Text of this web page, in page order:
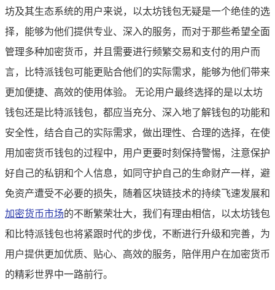
坊及其生态系统的用户来说，以太坊钱包无疑是一个绝佳的选
择，能够为他们提供专业、深入的服务，而对于那些希望全面
管理多种加密货币，并且需要进行频繁交易和支付的用户而
言，比特派钱包可能更贴合他们的实际需求，能够为他们带来
更加便捷、高效的使用体验。 无论用户最终选择的是以太坊
钱包还是比特派钱包，都应当充分、深入地了解钱包的功能和
安全性，结合自己的实际需求，做出理性、合理的选择，在使
用加密货币钱包的过程中，用户更要时刻保持警惕，注意保护
好自己的私钥和个人信息，如同守护自己的生命财产一样，避
免资产遭受不必要的损失，随着区块链技术的持续飞速发展和
加密货币市场的不断繁荣壮大，我们有理由相信，以太坊钱包
和比特派钱包也将紧跟时代的步伐，不断进行升级和完善，为
用户提供更加优质、贴心、高效的服务，陪伴用户在加密货币
的精彩世界中一路前行。